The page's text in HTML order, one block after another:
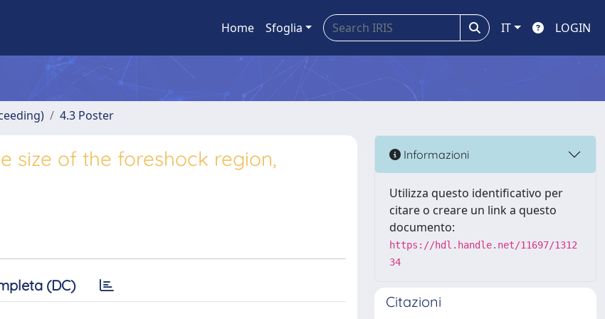
Home Sfoglia IT LOGIN
4.3 Poster
size of the foreshock region,
(DC)
Informazioni
Utilizza questo identificativo per
citare o creare un link a questo
documento:
https://hdl.handle.net/11697/1312
34
Citazioni